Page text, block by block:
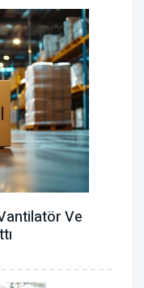
Vantilatör ‎ve